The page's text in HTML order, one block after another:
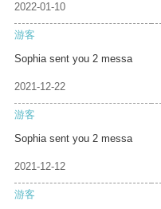
2022-01-10
游客
Sophia sent you 2 messa
2021-12-22
游客
Sophia sent you 2 messa
2021-12-12
游客